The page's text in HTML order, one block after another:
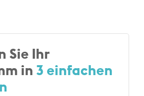
Sie Ihr
in3 einfachen